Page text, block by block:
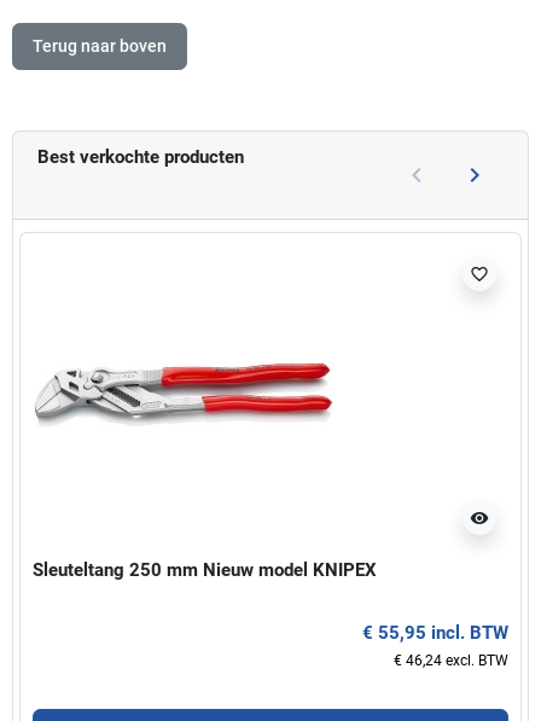
Best verkochte producten
Vorige
keyboard_arrow_left keyboard_arrow_right
visibility
favorite_border
Sleuteltang 250 mm Nieuw model KNIPEX
€ 55,95 incl. BTW
€ 46,24 excl. BTW
Terug naar boven